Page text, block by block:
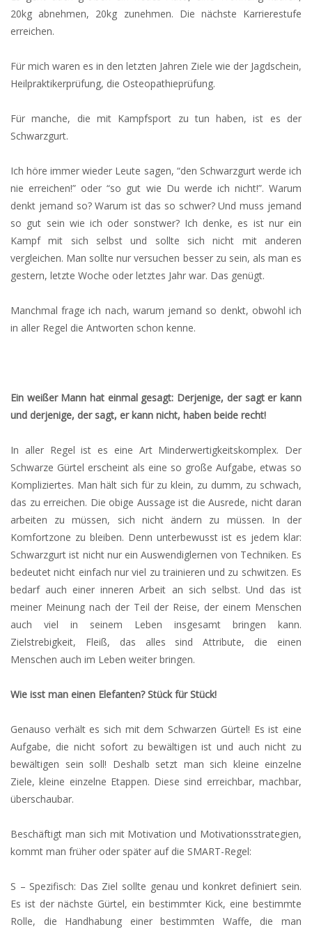
20kg abnehmen, 20kg zunehmen. Die nächste Karrierestufe
erreichen.
Für mich waren es in den letzten Jahren Ziele wie der Jagdschein,
Heilpraktikerprüfung, die Osteopathieprüfung.
Für manche, die mit Kampfsport zu tun haben, ist es der
Schwarzgurt.
Ich höre immer wieder Leute sagen, “den Schwarzgurt werde ich
nie erreichen!” oder “so gut wie Du werde ich nicht!”. Warum
denkt jemand so? Warum ist das so schwer? Und muss jemand
so gut sein wie ich oder sonstwer? Ich denke, es ist nur ein
Kampf mit sich selbst und sollte sich nicht mit anderen
vergleichen. Man sollte nur versuchen besser zu sein, als man es
gestern, letzte Woche oder letztes Jahr war. Das genügt.
Manchmal frage ich nach, warum jemand so denkt, obwohl ich
in aller Regel die Antworten schon kenne.
Ein weißer Mann hat einmal gesagt: Derjenige, der sagt er kann
und derjenige, der sagt, er kann nicht, haben beide recht!
In aller Regel ist es eine Art Minderwertigkeitskomplex. Der
Schwarze Gürtel erscheint als eine so große Aufgabe, etwas so
Kompliziertes. Man hält sich für zu klein, zu dumm, zu schwach,
das zu erreichen. Die obige Aussage ist die Ausrede, nicht daran
arbeiten zu müssen, sich nicht ändern zu müssen. In der
Komfortzone zu bleiben. Denn unterbewusst ist es jedem klar:
Schwarzgurt ist nicht nur ein Auswendiglernen von Techniken. Es
bedeutet nicht einfach nur viel zu trainieren und zu schwitzen. Es
bedarf auch einer inneren Arbeit an sich selbst. Und das ist
meiner Meinung nach der Teil der Reise, der einem Menschen
auch viel in seinem Leben insgesamt bringen kann.
Zielstrebigkeit, Fleiß, das alles sind Attribute, die einen
Menschen auch im Leben weiter bringen.
Wie isst man einen Elefanten? Stück für Stück!
Genauso verhält es sich mit dem Schwarzen Gürtel! Es ist eine
Aufgabe, die nicht sofort zu bewältigen ist und auch nicht zu
bewältigen sein soll! Deshalb setzt man sich kleine einzelne
Ziele, kleine einzelne Etappen. Diese sind erreichbar, machbar,
überschaubar.
Beschäftigt man sich mit Motivation und Motivationsstrategien,
kommt man früher oder später auf die SMART-Regel:
S – Spezifisch: Das Ziel sollte genau und konkret definiert sein.
Es ist der nächste Gürtel, ein bestimmter Kick, eine bestimmte
Rolle, die Handhabung einer bestimmten Waffe, die man